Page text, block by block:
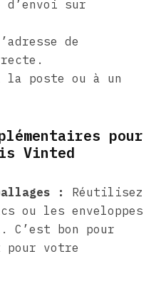
sur
de
la poste ou à un
pour
Vinted
:
Réutilisez
ou les enveloppes
C’est bon pour
pour votre